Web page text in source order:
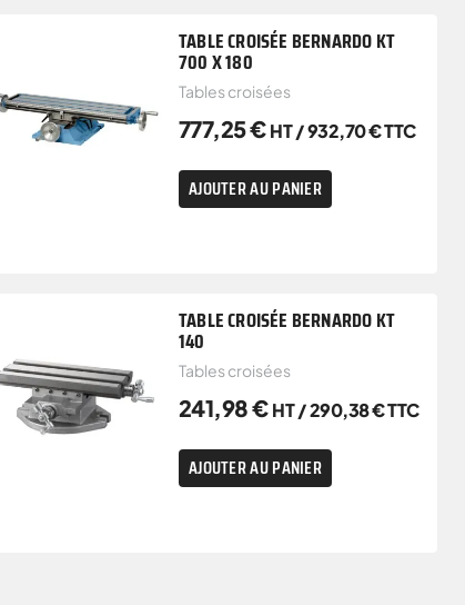
TABLE CROISÉE BERNARDO KT
700 X 180
Tables croisées
777,25€HT /932,70€TTC
AJOUTER AU PANIER
TABLE CROISÉE BERNARDO KT
140
Tables croisées
241,98€HT /290,38€TTC
AJOUTER AU PANIER